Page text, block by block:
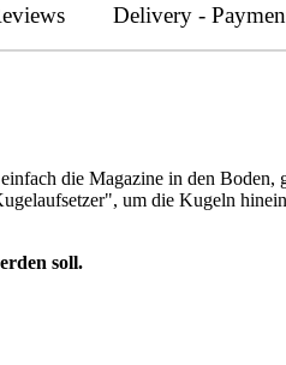
Delivery -
die Magazine in den
um die Kugeln
soll.